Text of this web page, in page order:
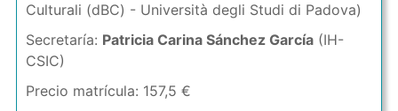
Culturali (dBC) - Università degli Studi di Padova)
Secretaría: Patricia Carina Sánchez García(IH-
CSIC)
Precio matrícula: 157,5 €